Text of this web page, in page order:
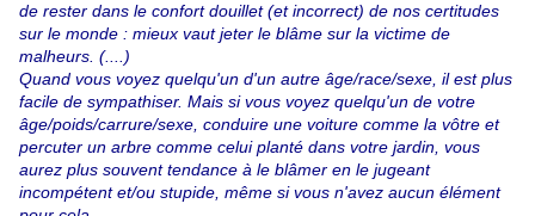
de rester dans le confort douillet (et incorrect) de nos certitudes
sur le monde : mieux vaut jeter le blâme sur la victime de
malheurs. (....)
Quand vous voyez quelqu'un d'un autre âge/race/sexe, il est plus
facile de sympathiser. Mais si vous voyez quelqu'un de votre
âge/poids/carrure/sexe, conduire une voiture comme la vôtre et
percuter un arbre comme celui planté dans votre jardin, vous
aurez plus souvent tendance à le blâmer en le jugeant
incompétent et/ou stupide, même si vous n'avez aucun élément